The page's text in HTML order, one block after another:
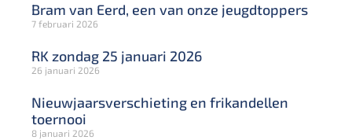
Bram van Eerd, een van onze jeugdtoppers
7 februari 2026
RK zondag 25 januari 2026
26 januari 2026
Nieuwjaarsverschieting en frikandellen
toernooi
8 januari 2026